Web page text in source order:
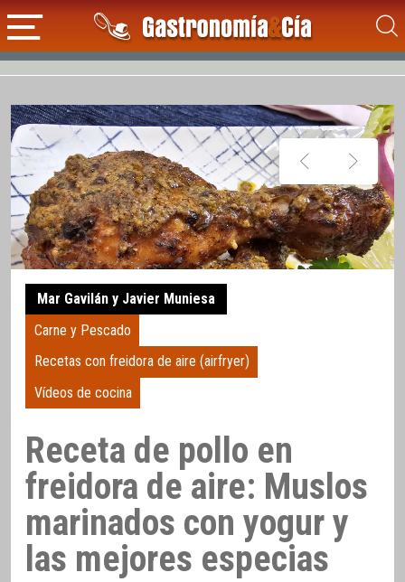
Mar Gavilán y Javier Muniesa
Carne y Pescado
Recetas con freidora de aire (airfryer)
Vídeos de cocina
Receta de pollo en
freidora de aire: Muslos
marinados con yogur y
las mejores especias